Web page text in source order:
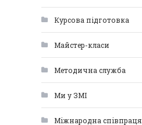
Курсова підготовка
Майстер-класи
Методична служба
Ми у ЗМІ
Міжнародна співпраця